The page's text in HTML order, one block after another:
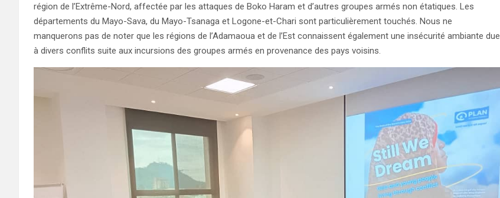
région de l’Extrême-Nord, affectée par les attaques de Boko Haram et d’autres groupes armés non étatiques. Les
départements du Mayo-Sava, du Mayo-Tsanaga et Logone-et-Chari sont particulièrement touchés. Nous ne
manquerons pas de noter que les régions de l’Adamaoua et de l’Est connaissent également une insécurité ambiante due
à divers conflits suite aux incursions des groupes armés en provenance des pays voisins.